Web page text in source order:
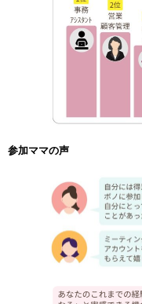
参加ママの声